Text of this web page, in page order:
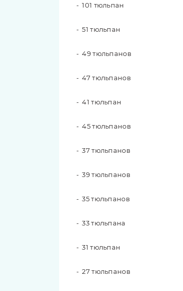
17 роз
15 роз
11 роз
9 роз
7 роз
Сорта роз
Розы Candy X-Pression
Розы Luna Trendsetter
Розы Memory Lane
Розы Nina
Розы Pink O'hara
Розы Pink X-Pression
101 тюльпан
51 тюльпан
49 тюльпанов
47 тюльпанов
41 тюльпан
45 тюльпанов
37 тюльпанов
39 тюльпанов
35 тюльпанов
33 тюльпана
31 тюльпан
27 тюльпанов